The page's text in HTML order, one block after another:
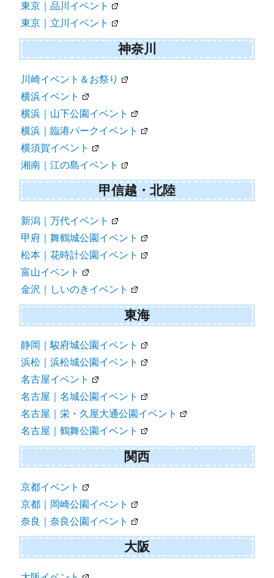
東京｜品川イベント
東京｜立川イベント
神奈川
川崎イベント＆お祭り
横浜イベント
横浜｜山下公園イベント
横浜｜臨港パークイベント
横須賀イベント
湘南｜江の島イベント
甲信越・北陸
新潟｜万代イベント
甲府｜舞鶴城公園イベント
松本｜花時計公園イベント
富山イベント
金沢｜しいのきイベント
東海
静岡｜駿府城公園イベント
浜松｜浜松城公園イベント
名古屋イベント
名古屋｜名城公園イベント
名古屋｜栄・久屋大通公園イベント
名古屋｜鶴舞公園イベント
関西
京都イベント
京都｜岡崎公園イベント
奈良｜奈良公園イベント
大阪